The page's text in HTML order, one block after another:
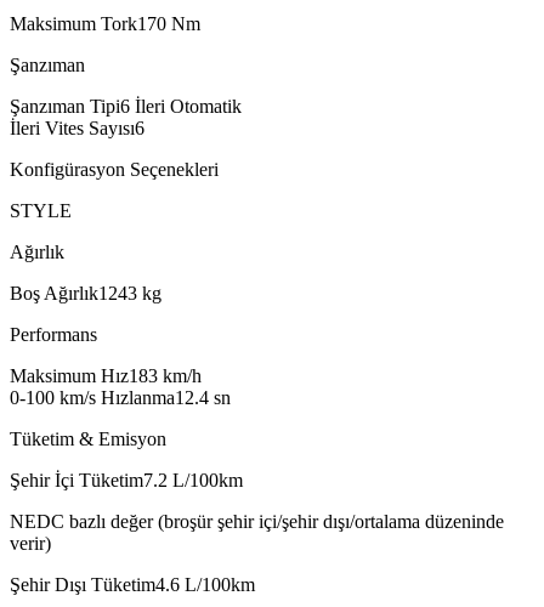
Maksimum Tork170 Nm
Şanzıman
Şanzıman Tipi6 İleri Otomatik
İleri Vites Sayısı6
Konfigürasyon Seçenekleri
STYLE
Ağırlık
Boş Ağırlık1243 kg
Performans
Maksimum Hız183 km/h
0-100 km/s Hızlanma12.4 sn
Tüketim & Emisyon
Şehir İçi Tüketim7.2 L/100km
NEDC bazlı değer (broşür şehir içi/şehir dışı/ortalama düzeninde
verir)
Şehir Dışı Tüketim4.6 L/100km